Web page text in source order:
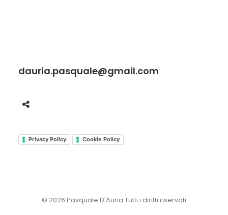
dauria.pasquale@gmail.com
Privacy Policy Cookie Policy
© 2026 Pasquale D'Auria Tutti i diritti riservati